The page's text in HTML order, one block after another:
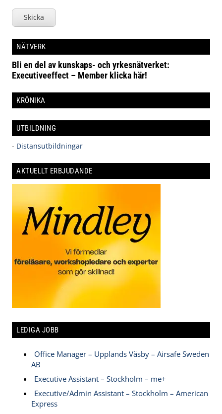
Skicka
NÄTVERK
Bli en del av kunskaps- och yrkesnätverket:
Executiveeffect – Member klicka här!
KRÖNIKA
UTBILDNING
- Distansutbildningar
AKTUELLT ERBJUDANDE
LEDIGA JOBB
Office Manager – Upplands Väsby – Airsafe Sweden
AB
Executive Assistant – Stockholm – me+
Executive/Admin Assistant – Stockholm – American
Express